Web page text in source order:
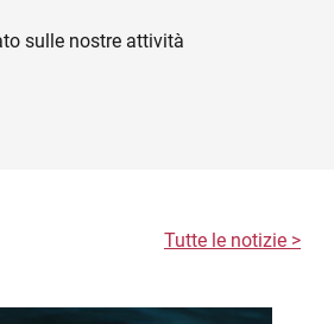
sulle nostre attività
Tutte le notizie >